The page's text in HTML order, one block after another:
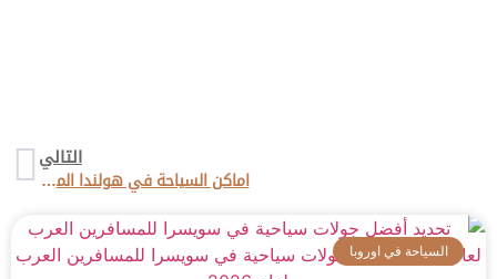
التالي
اماكن السياحة في هولندا المسافرون العرب
السياحة في اوروبا